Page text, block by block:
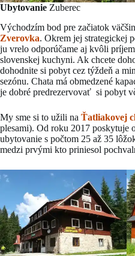
Ubytovanie Zuberec
Východzím bod pre začiatok
Zverovka. Okrem jej strategickej
ju vrelo odporúčame aj kvôli
slovenskej kuchyni. Ak chcete
dohodnite si pobyt cez týždeň a
sezónu. Chata má obmedzené
je dobré predrezervovať si pobyt
My sme si to užili na Ťatliakovej
plesami). Od roku 2017 poskytuje
ubytovanie s počtom 25 až 35
medzi prvými kto priniesol